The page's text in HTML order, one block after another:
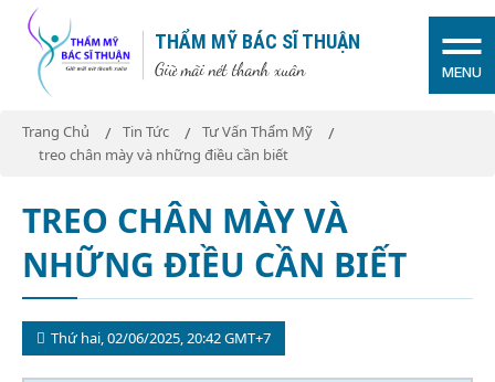
THẨM MỸ BÁC SĨ THUẬN
Giữ mãi nét thanh xuân MENU
Trang Chủ Tin Tức
Tư Vấn Thẩm Mỹ
treo chân mày và những điều cần biết
TREO CHÂN MÀY VÀ
NHỮNG ĐIỀU CẦN BIẾT
Thứ hai, 02/06/2025, 20:42 GMT+7